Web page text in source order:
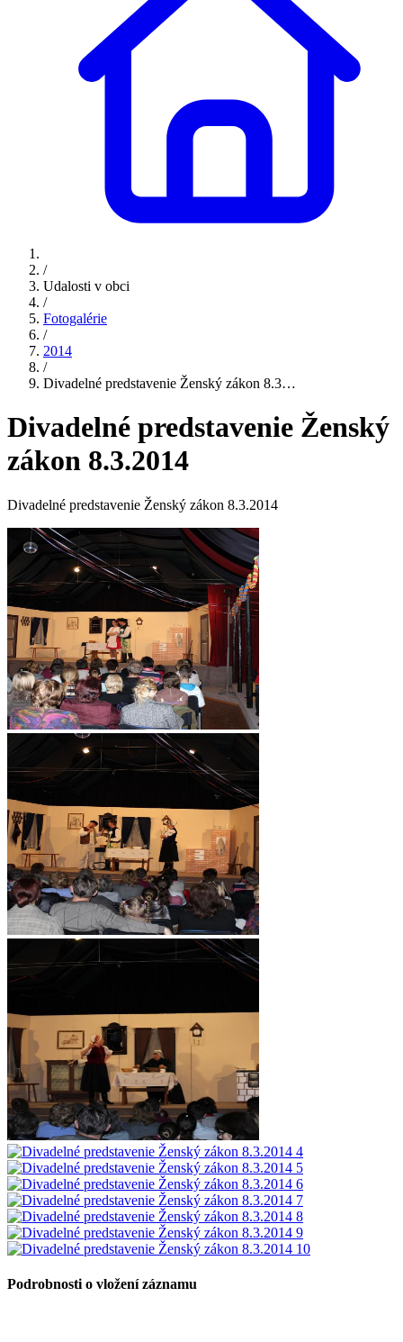
/
Udalosti v obci
/
Fotogalérie
/
2014
/
Divadelné predstavenie Ženský zákon 8.3…
Divadelné predstavenie Ženský
zákon 8.3.2014
Divadelné predstavenie Ženský zákon 8.3.2014
Podrobnosti o vložení záznamu